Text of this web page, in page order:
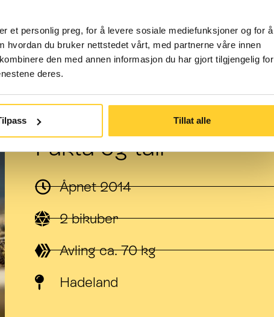
et personlig preg, for å levere sosiale mediefunksjoner og for å
du bruker nettstedet vårt, med partnerne våre innen
den med annen informasjon du har gjort tilgjengelig for
deres.
Tillat alle
Fakta og tall
Åpnet 2014
2 bikuber
Avling ca. 70 kg
Hadeland